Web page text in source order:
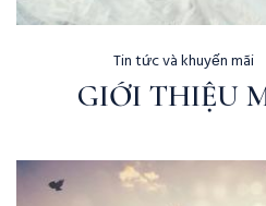
Tin tức và khuyến mãi
GIỚI THIỆU